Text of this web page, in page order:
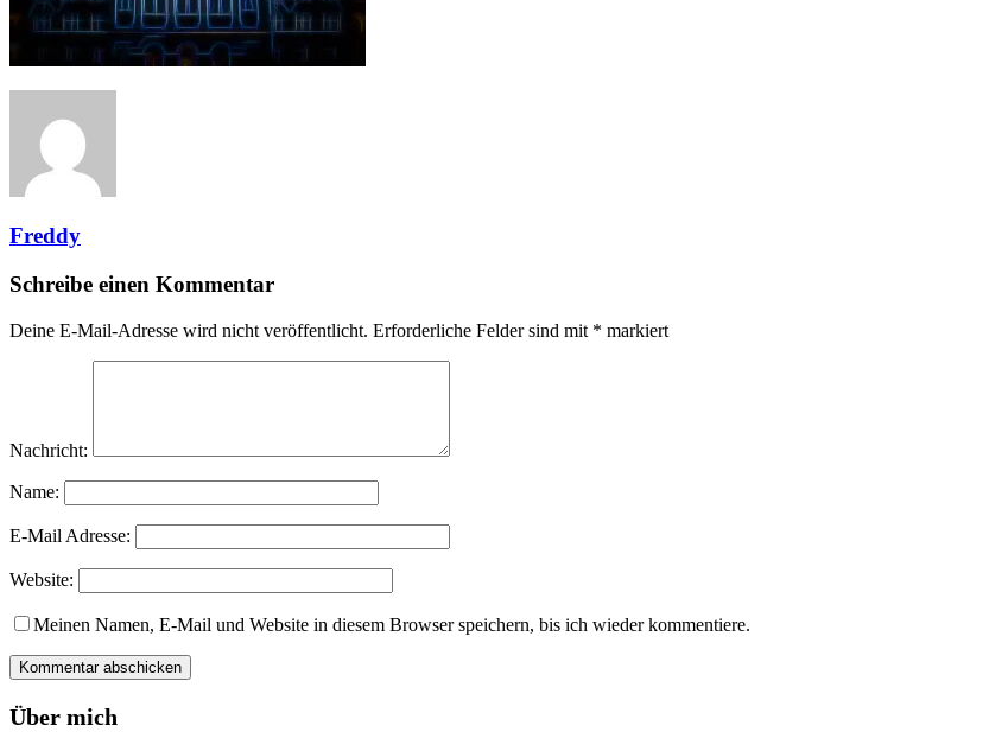
Freddy
Schreibe einen Kommentar
Deine E-Mail-Adresse wird nicht veröffentlicht. Erforderliche Felder sind mit * markiert
Nachricht:
Name:
E-Mail Adresse:
Website:
Meinen Namen, E-Mail und Website in diesem Browser speichern, bis ich wieder kommentiere.
Über mich